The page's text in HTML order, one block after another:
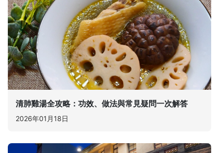
清肺雞湯全攻略：功效、做法與常見疑問一次解答
2026年01月18日